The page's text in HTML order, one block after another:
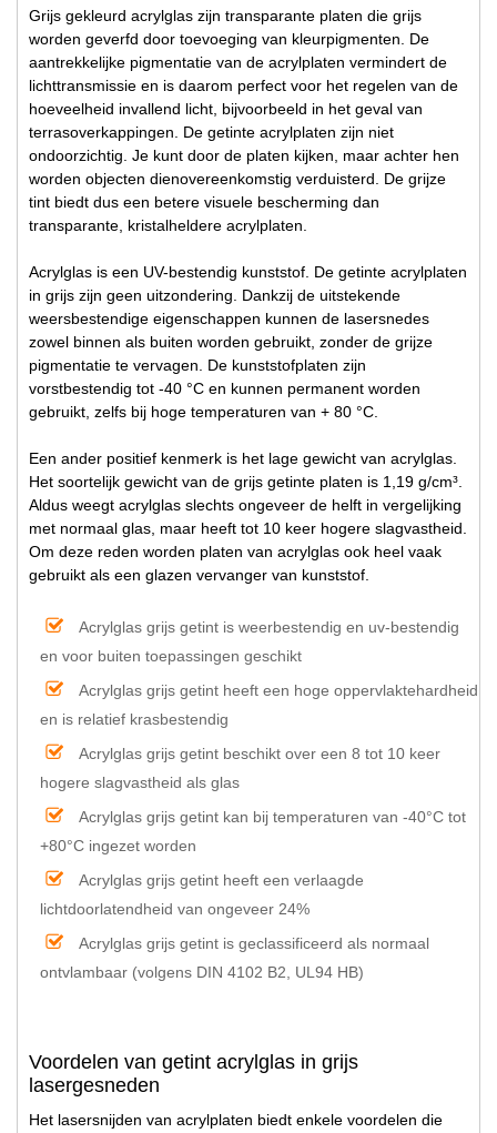
Grijs gekleurd acrylglas zijn transparante platen die grijs
worden geverfd door toevoeging van kleurpigmenten. De
aantrekkelijke pigmentatie van de acrylplaten vermindert de
lichttransmissie en is daarom perfect voor het regelen van de
hoeveelheid invallend licht, bijvoorbeeld in het geval van
terrasoverkappingen. De getinte acrylplaten zijn niet
ondoorzichtig. Je kunt door de platen kijken, maar achter hen
worden objecten dienovereenkomstig verduisterd. De grijze
tint biedt dus een betere visuele bescherming dan
transparante, kristalheldere acrylplaten.
Acrylglas is een UV-bestendig kunststof. De getinte acrylplaten
in grijs zijn geen uitzondering. Dankzij de uitstekende
weersbestendige eigenschappen kunnen de lasersnedes
zowel binnen als buiten worden gebruikt, zonder de grijze
pigmentatie te vervagen. De kunststofplaten zijn
vorstbestendig tot -40 °C en kunnen permanent worden
gebruikt, zelfs bij hoge temperaturen van + 80 °C.
Een ander positief kenmerk is het lage gewicht van acrylglas.
Het soortelijk gewicht van de grijs getinte platen is 1,19 g/cm³.
Aldus weegt acrylglas slechts ongeveer de helft in vergelijking
met normaal glas, maar heeft tot 10 keer hogere slagvastheid.
Om deze reden worden platen van acrylglas ook heel vaak
gebruikt als een glazen vervanger van kunststof.
Acrylglas grijs getint is weerbestendig en uv-bestendig
en voor buiten toepassingen geschikt
Acrylglas grijs getint heeft een hoge oppervlaktehardheid
en is relatief krasbestendig
Acrylglas grijs getint beschikt over een 8 tot 10 keer
hogere slagvastheid als glas
Acrylglas grijs getint kan bij temperaturen van -40°C tot
+80°C ingezet worden
Acrylglas grijs getint heeft een verlaagde
lichtdoorlatendheid van ongeveer 24%
Acrylglas grijs getint is geclassificeerd als normaal
ontvlambaar (volgens DIN 4102 B2, UL94 HB)
Voordelen van getint acrylglas in grijs
lasergesneden
Het lasersnijden van acrylplaten biedt enkele voordelen die